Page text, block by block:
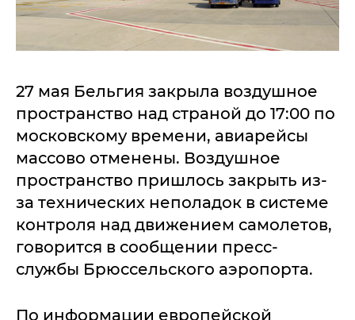
27 мая Бельгия закрыла воздушное
пространство над страной до 17:00 по
московскому времени, авиарейсы
массово отменены. Воздушное
пространство пришлось закрыть из-
за технических неполадок в системе
контроля над движением самолетов,
говорится в сообщении пресс-
службы Брюссельского аэропорта.
По информации европейской